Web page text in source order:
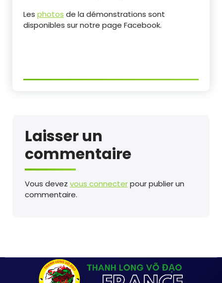
Les photos de la démonstrations sont
disponibles sur notre page Facebook.
Laisser un
commentaire
Vous devez vous connecterpour publier un
commentaire.